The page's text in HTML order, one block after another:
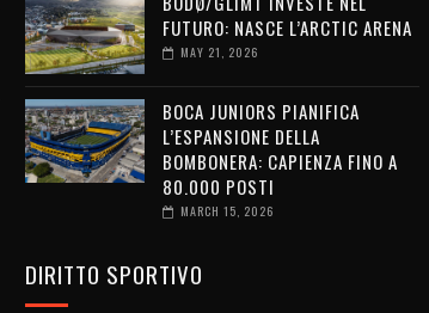
FUTURO: NASCE L’ARCTIC ARENA
MAY 21, 2026
BOCA JUNIORS PIANIFICA
L’ESPANSIONE DELLA
BOMBONERA: CAPIENZA FINO A
80.000 POSTI
MARCH 15, 2026
DIRITTO SPORTIVO